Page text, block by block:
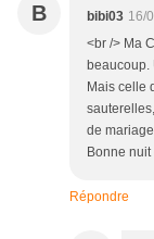
B bibi03 16/
<br /> Ma
beaucoup.
Mais celle
de
Bonne
Répondre